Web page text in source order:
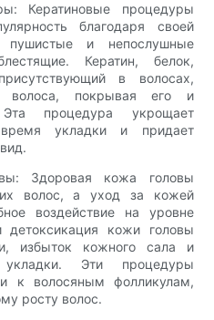
Кератиновые процедуры
благодаря своей
пушистые и непослушные
Кератин, белок,
в волосах,
волоса, покрывая его и
Эта процедура укрощает
укладки и придает
Здоровая кожа головы
волос, а уход за кожей
воздействие на уровне
кожи головы
избыток кожного сала и
Эти процедуры
к волосяным фолликулам,
росту волос.